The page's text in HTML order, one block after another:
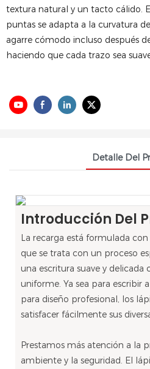
textura natural y un tacto cálido.
puntas se adapta a la curvatura
agarre cómodo incluso después
haciendo que cada trazo sea
Detalle Del
Introducción Del
La recarga está formulada
que se trata con un proceso
una escritura suave y delicada
uniforme. Ya sea para escribir
para diseño profesional, los
satisfacer fácilmente sus
Prestamos más atención a la
ambiente y la seguridad. El